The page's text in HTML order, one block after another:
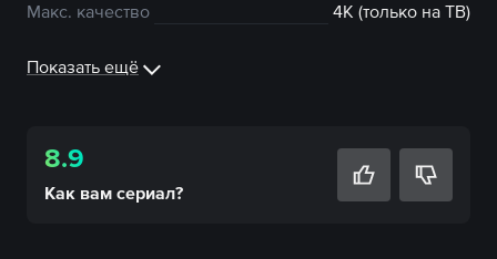
Макс. качество
4К (только на ТВ)
Показать ещё
8.9
Как вам сериал?